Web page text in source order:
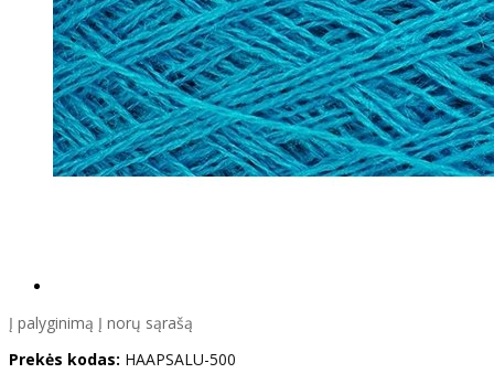
Į palyginimą Į norų sąrašą
Prekės kodas: HAAPSALU-500